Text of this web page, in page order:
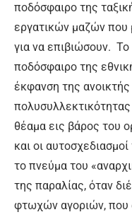
ποδόσφαιρο της
εργατικών μαζών που
για να επιβιώσουν.
ποδόσφαιρο της
έκφανση της
θέαμα εις βάρος του
και οι
το πνεύμα του
της παραλίας, όταν
φτωχών αγοριών, που